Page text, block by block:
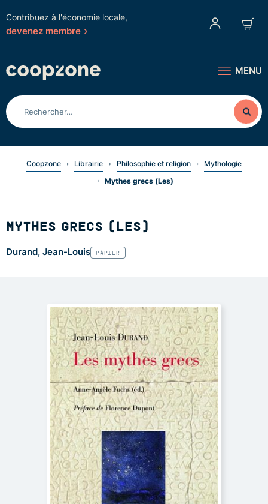
Contribuez à l'économie locale,
devenez membre
MENU
Coopzone Librairie Philosophie et religion
Mythologie
Mythes grecs (Les)
MYTHES GRECS (LES)
Durand, Jean-Louis PAPIER